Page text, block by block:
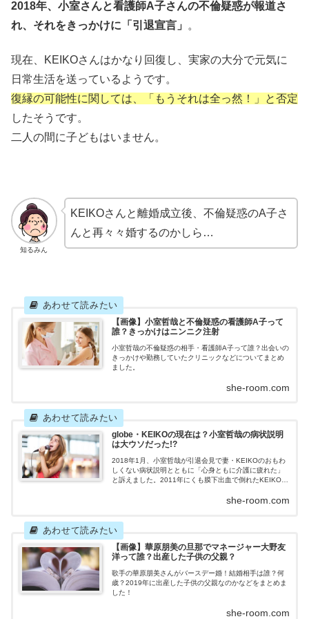
2018年、小室さんと看護師A子さんの不倫疑惑が報道さ
れ、それをきっかけに「引退宣言」
。
現在、KEIKOさんはかなり回復し、実家の大分で元気に
日常生活を送っているようです。
復縁の可能性に関しては、「もうそれは全っ然！」と否定
したそうです。
二人の間に子どもはいません。
知るみん
KEIKOさんと離婚成立後、不倫疑惑のA子さ
んと再々々婚するのかしら…
【画像】小室哲哉と不倫疑惑の看護師A子って
誰？きっかけはニンニク注射
小室哲哉の不倫疑惑の相手・看護師A子って誰？出会いの
きっかけや勤務していたクリニックなどについてまとめ
ました。
she-room.com
globe・KEIKOの現在は？小室哲哉の病状説明
は大ウソだった!?
2018年1月、小室哲哉が引退会見で妻・KEIKOのおもわ
しくない病状説明とともに「心身ともに介護に疲れた」
と訴えました。2011年にくも膜下出血で倒れたKEIKOの
she-room.com
【画像】華原朋美の旦那でマネージャー大野友
洋って誰？出産した子供の父親？
歌手の華原朋美さんがバースデー婚！結婚相手は誰？何
歳？2019年に出産した子供の父親なのかなどをまとめま
した！
she-room.com